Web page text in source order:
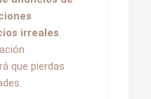
irreales.
que pierdas